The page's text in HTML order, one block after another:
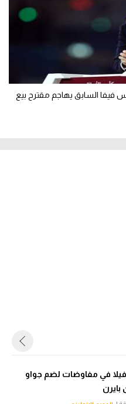
فيفا السابق يهاجم مقترح بيع
في مفاوضات لضم جواو
بايرن